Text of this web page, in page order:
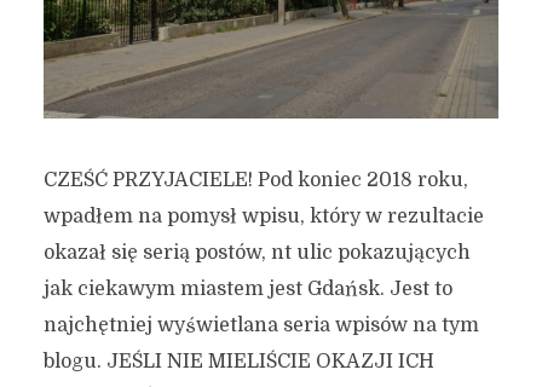
CZEŚĆ PRZYJACIELE! Pod koniec 2018 roku,
wpadłem na pomysł wpisu, który w rezultacie
okazał się serią postów, nt ulic pokazujących
jak ciekawym miastem jest Gdańsk. Jest to
najchętniej wyświetlana seria wpisów na tym
blogu. JEŚLI NIE MIELIŚCIE OKAZJI ICH